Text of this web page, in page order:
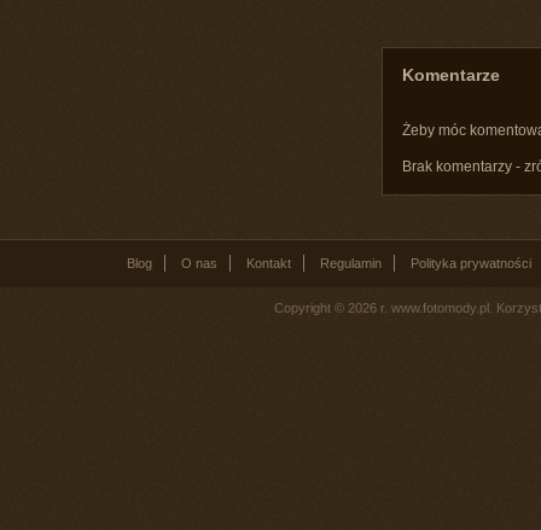
Komentarze
Żeby móc
Brak komentarzy -
Blog O nas Kontakt Regulamin Polityka prywatności
Copyright © 2026 r. www.fotomody.pl.